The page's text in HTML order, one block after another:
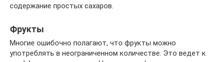
содержание простых сахаров.
Фрукты
Многие ошибочно полагают, что фрукты можно
употреблять в неограниченном количестве. Это ведет к